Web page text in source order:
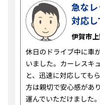
急な
対応
伊賀市
休日のドライブ中に車
いました。カーレスキ
と、迅速に対応しても
方は親切で安心感があ
運んでいただけました